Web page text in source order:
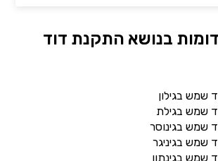
בנושא התקנת דוד
שמש בגילון
שמש בגילת
שמש בגינוסר
שמש בגיניגר
שמש בגינתון